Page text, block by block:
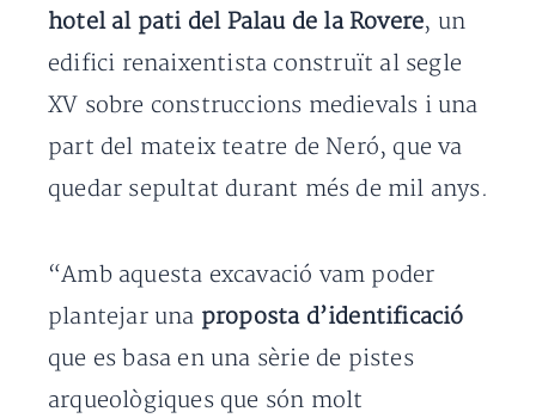
hotel al pati del Palau de la Rovere, un
edifici renaixentista construït al segle
XV sobre construccions medievals i una
part del mateix teatre de Neró, que va
quedar sepultat durant més de mil anys.
“Amb aquesta excavació vam poder
plantejar una proposta d’identificació
que es basa en una sèrie de pistes
arqueològiques que són molt